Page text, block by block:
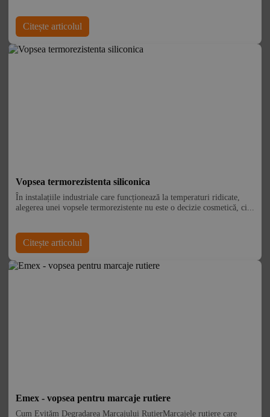
Citește articolul
Vopsea termorezistenta siliconica
În instalațiile industriale care funcționează la temperaturi ridicate,
alegerea unei vopsele termorezistente nu este o decizie cosmetică, ci...
Citește articolul
Emex - vopsea pentru marcaje rutiere
Cum Evităm Degradarea Marcajului RutierMarcajele rutiere care